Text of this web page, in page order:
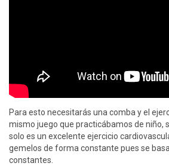
Para esto necesitarás una comba y el
mismo juego que practicábamos de niño,
solo es un excelente ejercicio
gemelos de forma constante pues se
constantes.